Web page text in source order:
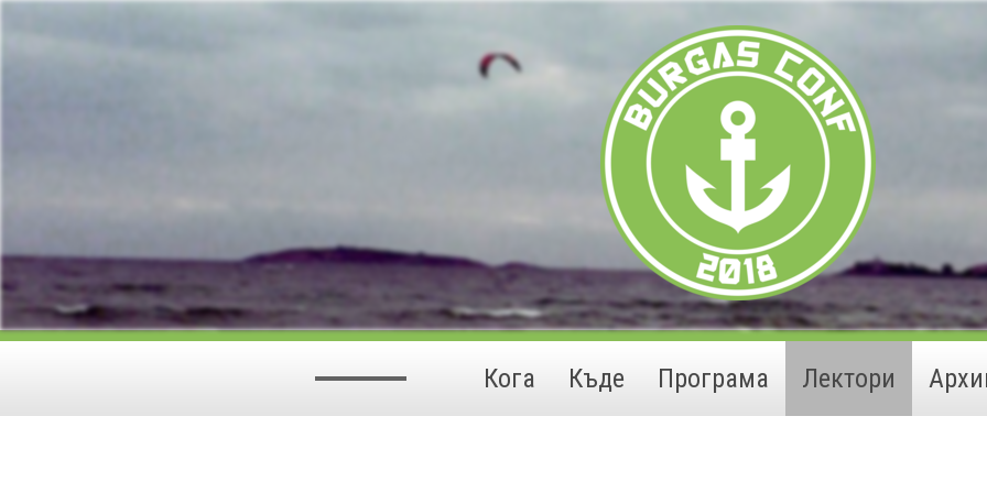
Кога Къде Програма Лектори